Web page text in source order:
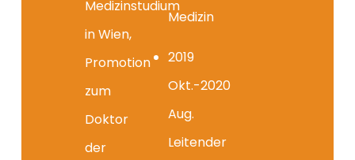
Medizinstudium
in Wien,
Promotion
zum
Doktor
der
Medizin
2019
Okt.-2020
Aug.
Leitender